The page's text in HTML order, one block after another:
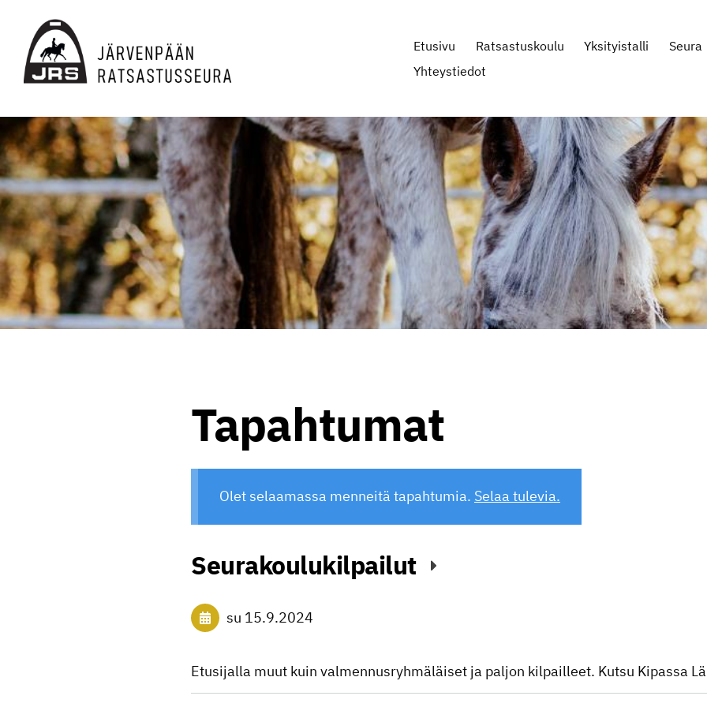
sivun
sisältöön
JRS ry
Etusivu Ratsastuskoulu Yksityistalli Seura
Yhteystiedot
Tapahtumat
Olet selaamassa menneitä tapahtumia. Selaa tulevia.
Seurakoulukilpailut
su 15.9.2024
Etusijalla muut kuin valmennusryhmäläiset ja paljon kilpailleet. Kutsu Kipassa